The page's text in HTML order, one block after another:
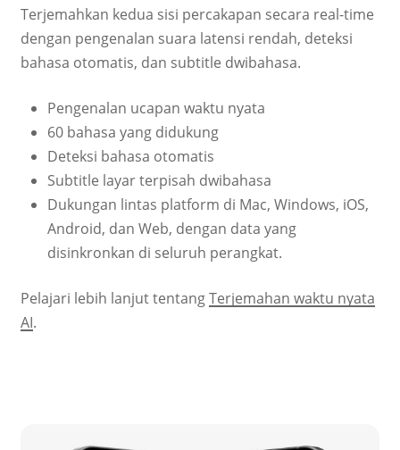
Terjemahkan kedua sisi percakapan secara real-time
dengan pengenalan suara latensi rendah, deteksi
bahasa otomatis, dan subtitle dwibahasa.
Pengenalan ucapan waktu nyata
60 bahasa yang didukung
Deteksi bahasa otomatis
Subtitle layar terpisah dwibahasa
Dukungan lintas platform di Mac, Windows, iOS,
Android, dan Web, dengan data yang
disinkronkan di seluruh perangkat.
Pelajari lebih lanjut tentangTerjemahan waktu nyata
AI.